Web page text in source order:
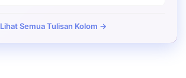
Lihat Semua Tulisan Kolom →